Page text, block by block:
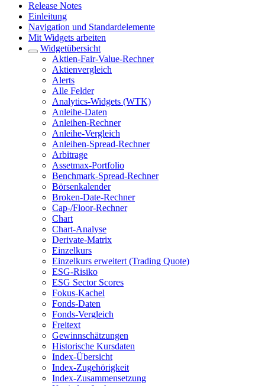
Release Notes
Einleitung
Navigation und Standardelemente
Mit Widgets arbeiten
Widgetübersicht
Aktien-Fair-Value-Rechner
Aktienvergleich
Alerts
Alle Felder
Analytics-Widgets (WTK)
Anleihe-Daten
Anleihen-Rechner
Anleihe-Vergleich
Anleihen-Spread-Rechner
Arbitrage
Assetmax-Portfolio
Benchmark-Spread-Rechner
Börsenkalender
Broken-Date-Rechner
Cap-/Floor-Rechner
Chart
Chart-Analyse
Derivate-Matrix
Einzelkurs
Einzelkurs erweitert (Trading Quote)
ESG-Risiko
ESG Sector Scores
Fokus-Kachel
Fonds-Daten
Fonds-Vergleich
Freitext
Gewinnschätzungen
Historische Kursdaten
Index-Übersicht
Index-Zugehörigkeit
Index-Zusammensetzung